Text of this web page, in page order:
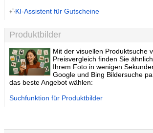
KI-Assistent für Gutscheine
Produktbilder
Mit der visuellen Produktsuche
Preisvergleich finden Sie
Ihrem Foto in wenigen
Google und Bing Bildersuche
das beste Angebot wählen:
Suchfunktion für Produktbilder